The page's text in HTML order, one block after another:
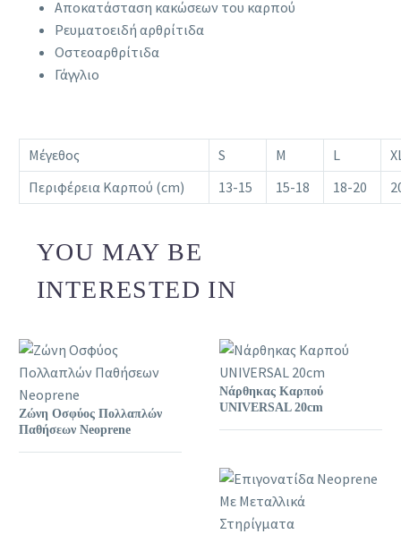
Αποκατάσταση κακώσεων του καρπού
Ρευματοειδή αρθρίτιδα
Οστεοαρθρίτιδα
Γάγγλιο
Μέγεθος S M L
Περιφέρεια Καρπού (cm)
13-15 15-18 18-20
YOU MAY BE
INTERESTED IN
Ζώνη Οσφύος Πολλαπλών
Παθήσεων Neoprene
Νάρθηκας Καρπού
UNIVERSAL 20cm